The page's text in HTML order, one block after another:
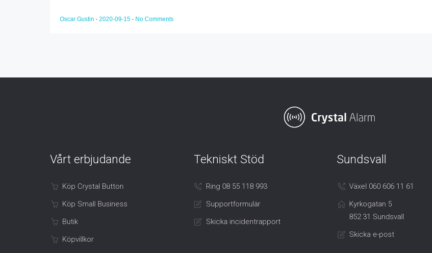
Oscar Gustin - 2020-09-15 - No Comments
Vårt erbjudande
Köp Crystal Button
Köp Small Business
Butik
Köpvillkor
Tekniskt Stöd
Ring 08 55 118 993
Supportformulär
Skicka incidentrapport
Sundsvall
Växel 060 606 11 61
Kyrkogatan 5
852 31 Sundsvall
Skicka e-post